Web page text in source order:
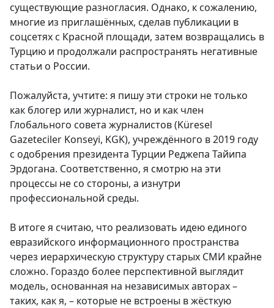
существующие разногласия. Однако, к сожалению,
многие из приглашённых, сделав публикации в
соцсетях с Красной площади, затем возвращались в
Турцию и продолжали распространять негативные
статьи о России.
Пожалуйста, учтите: я пишу эти строки не только
как блогер или журналист, но и как член
Глобального совета журналистов (Küresel
Gazeteciler Konseyi, KGK), учреждённого в 2019 году
с одобрения президента Турции Реджепа Тайипа
Эрдогана. Соответственно, я смотрю на эти
процессы не со стороны, а изнутри
профессиональной среды.
В итоге я считаю, что реализовать идею единого
евразийского информационного пространства
через иерархическую структуру старых СМИ крайне
сложно. Гораздо более перспективной выглядит
модель, основанная на независимых авторах –
таких, как я, – которые не встроены в жёсткую